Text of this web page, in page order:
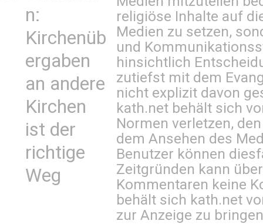
n:
Kirchenüb
ergaben
an andere
Kirchen
ist der
richtige
Weg
religiöse Inhalte auf
Medien zu setzen,
und
hinsichtlich
zutiefst mit dem
nicht explizit davon
kath.net behält sich
Normen verletzen,
dem Ansehen des
Benutzer können
Zeitgründen kann
Kommentaren keine
behält sich kath.net
zur Anzeige zu